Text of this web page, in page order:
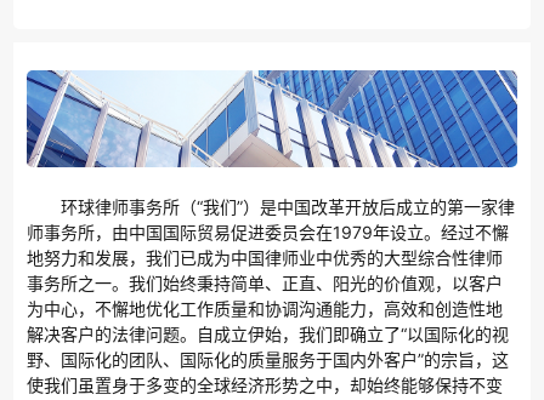
环球律师事务所（“我们”）是中国改革开放后成立的第一家律
师事务所，由中国国际贸易促进委员会在1979年设立。经过不懈
地努力和发展，我们已成为中国律师业中优秀的大型综合性律师
事务所之一。我们始终秉持简单、正直、阳光的价值观，以客户
为中心，不懈地优化工作质量和协调沟通能力，高效和创造性地
解决客户的法律问题。自成立伊始，我们即确立了“以国际化的视
野、国际化的团队、国际化的质量服务于国内外客户”的宗旨，这
使我们虽置身于多变的全球经济形势之中，却始终能够保持不变